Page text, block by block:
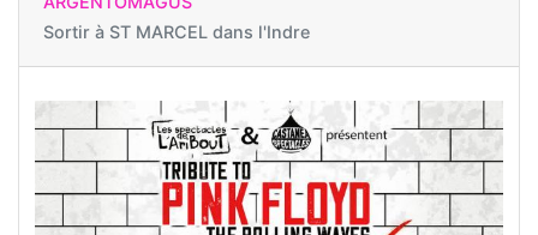
Sortir à ST MARCEL dans l'Indre